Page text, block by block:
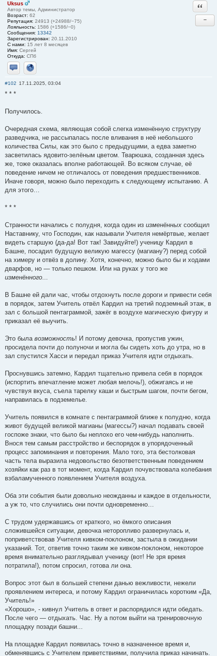
Uksus
Автор темы, Администратор
Возраст: 62
Репутация: 24913 (+24988/−75)
Лояльность: 1586 (+1586/−0)
Сообщения: 13342
Зарегистрирован: 20.11.2010
С нами: 15 лет 8 месяцев
Имя: Сергей
Откуда: СПб
Отправить личное сообщение
Сайт
−
#102 17.11.2025, 03:04
* * *
Получилось.
Очередная схема, являющая собой слегка изменённую структуру
разведчика, не рассыпалась после вливания в неё небольшого
количества Силы, как это было с предыдущими, а едва заметно
засветилась ядовито-зелёным цветом. Тварюшка, созданная здесь
же, тоже оказалась вполне работающей. Во всяком случае, её
поведение ничем не отличалось от поведения предшественников.
Иначе говоря, можно было переходить к следующему испытанию. А
для этого…
* * *
Странности начались с полудня, когда один из изменённых сообщил
Наставнику, что Господин, как называли Учителя немёртвые, желает
видеть старшую (да-да! Вот так! Завидуйте!) ученицу Кардил в
Башне, посадил будущую великую магессу (магиану?) перед собой
на химеру и отвёз в долину. Хотя, конечно, можно было бы и ходами
дварфов, но — только пешком. Или на руках у того же
изменённого...
В Башне ей дали час, чтобы отдохнуть после дороги и привести себя
в порядок, затем Учитель отвёл Кардил на третий подземный этаж, в
зал с большой пентаграммой, зажёг в воздухе магическую фигуру и
приказал её выучить.
Это была возможность! И потому девочка, пропустив ужин,
просидела почти до полуночи и могла бы сидеть хоть до утра, но в
зал спустился Хасси и передал приказ Учителя идти отдыхать.
Проснувшись затемно, Кардил тщательно привела себя в порядок
(испортить впечатление может любая мелочь!), обжигаясь и не
чувствуя вкуса, съела тарелку каши и быстрым шагом, почти бегом,
направилась в подземелье.
Учитель появился в комнате с пентаграммой ближе к полудню, когда
живот будущей великой магианы (магессы?) начал подавать своей
госпоже знаки, что было бы неплохо его чем-нибудь наполнить.
Внося тем самым расстройство и беспорядок в упорядоченный
процесс запоминания и повторения. Мало того, эта бестолковая
часть тела выразила недовольство безответственным поведением
хозяйки как раз в тот момент, когда Кардил почувствовала колебания
взбаламученного появлением Учителя воздуха.
Оба эти события были довольно неожданны и каждое в отдельности,
а уж то, что случились они почти одновременно…
С трудом удержавшись от краткого, но ёмкого описания
сложившейся ситуации, девочка неторопливо развернулась и,
поприветствовав Учителя кивком-поклоном, застыла в ожидании
указаний. Тот, ответив точно таким же кивком-поклоном, некоторое
время внимательно разглядывал ученицу (вот! Не зря время
потратила!), потом спросил, готова ли она.
Вопрос этот был в большей степени данью вежливости, нежели
проявлением интереса, и потому Кардил ограничилась коротким «Да,
Учитель!»
«Хорошо», - кивнул Учитель в ответ и распорядился идти обедать.
После чего — отдыхать. Час. Ну а потом выйти на тренировочную
площадку позади башни...
На площадке Кардил появилась точно в назначенное время и,
обменявшись с Учителем приветствиями, получила приказ начинать.